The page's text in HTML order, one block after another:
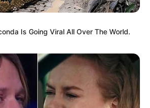
Is Going Viral All Over The World.